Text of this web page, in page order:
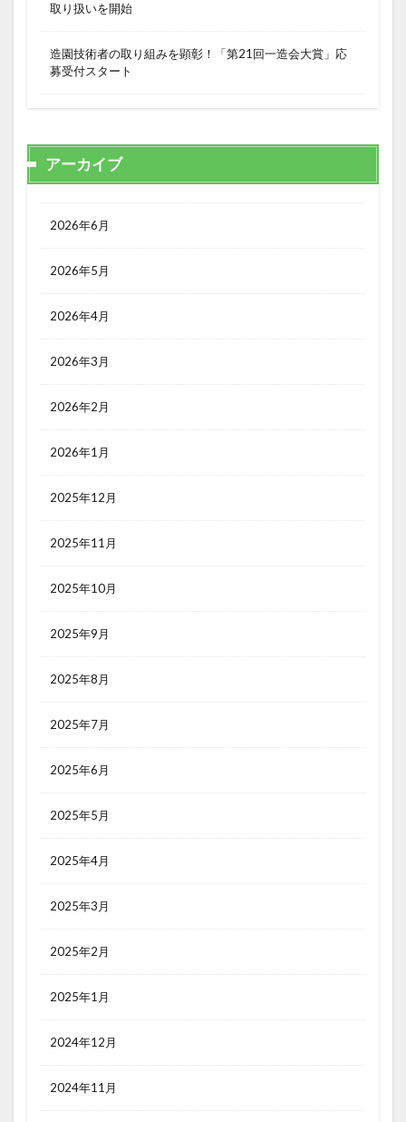
取り扱いを開始
造園技術者の取り組みを顕彰！「第21回一造会大賞」応
募受付スタート
アーカイブ
2026年6月
2026年5月
2026年4月
2026年3月
2026年2月
2026年1月
2025年12月
2025年11月
2025年10月
2025年9月
2025年8月
2025年7月
2025年6月
2025年5月
2025年4月
2025年3月
2025年2月
2025年1月
2024年12月
2024年11月